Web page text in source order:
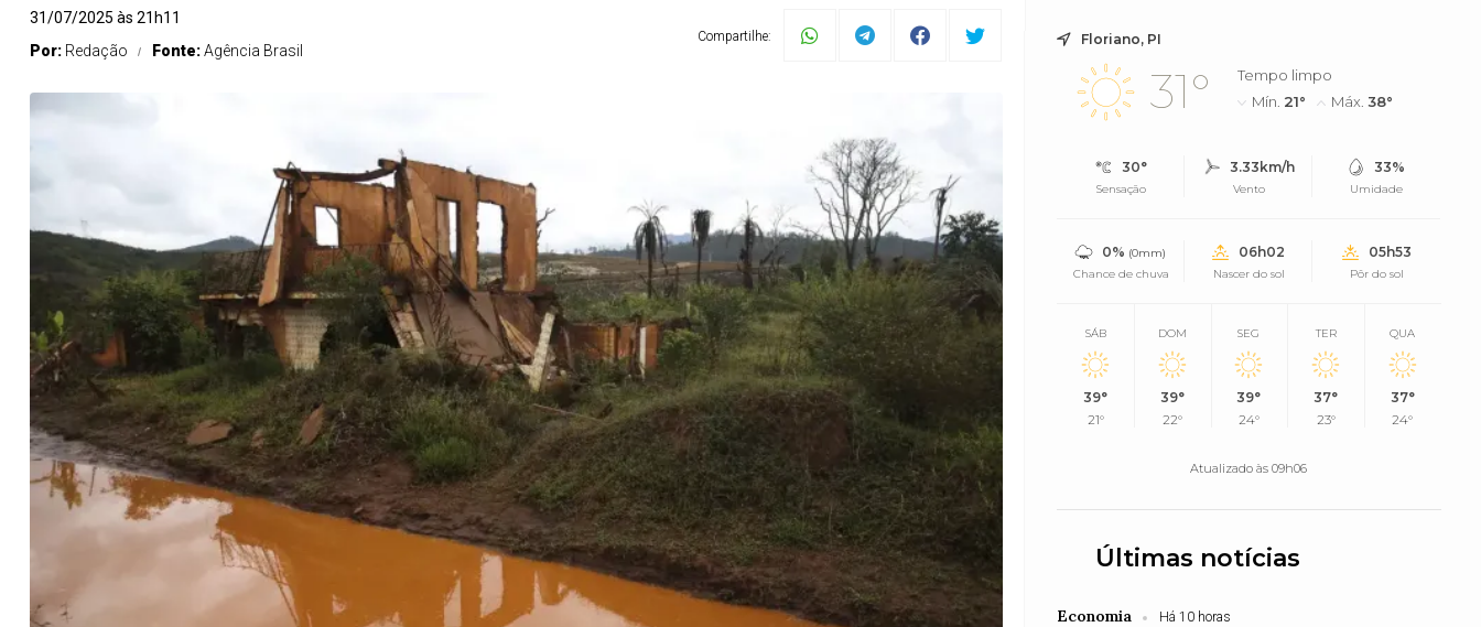
31/07/2025 às 21h11
Por: Redação Fonte:Agência Brasil
Compartilhe: Floriano, PI
31°
Tempo limpo
Mín. 21° Máx.38°
30°
Sensação
3.33km/h
Vento
33%
Umidade
0% (0mm)
Chance de chuva
06h02
Nascer do sol
05h53
Pôr do sol
SÁB
39°
21°
DOM
39°
22°
SEG
39°
24°
TER
37°
23°
QUA
37°
24°
Atualizado às 09h06
Últimas notícias
Economia Há 10 horas